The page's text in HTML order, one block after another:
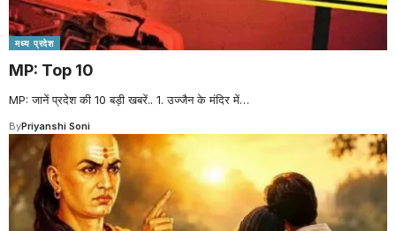
मध्य प्रदेश
MP: Top 10
MP: जानें प्रदेश की 10 बड़ी खबरें.. 1. उज्जैन के मंदिर में…
ByPriyanshi Soni